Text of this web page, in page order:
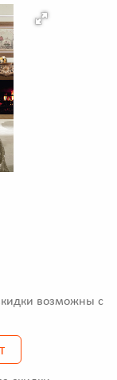
возможны с